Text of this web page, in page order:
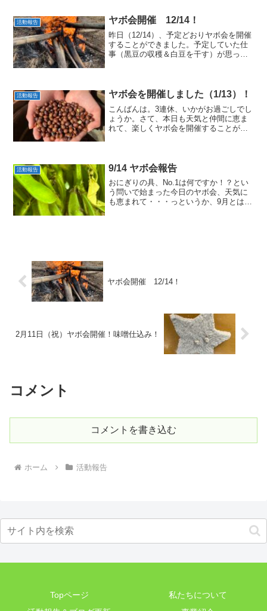
豊かになりました！😊
活動報告 ヤボ会開催 12/14！
昨日（12/14）、予定どおりヤボ会を開催
することができました。予定していた仕
事（黒豆の収穫＆白豆を干す）が思った
体もポカポカする一...
活動報告 ヤボ会を開催しました（1/13）！
こんばんは。3連休、いかがお過ごしでし
ょうか。さて、本日も天気と仲間に恵ま
れて、楽しくヤボ会を開催することがで
陽気に包まれた一日で...
活動報告 9/14 ヤボ会報告
おにぎりの具、No.1は何ですか！？とい
う問いで始まった今日のヤボ会、天気に
も恵まれて・・・っというか、9月とは思
ヤボ会開催 12/14！
2月11日（祝）ヤボ会開催！味噌仕込み！
コメント
コメントを書き込む
ホーム 活動報告
Topページ
私たちについて